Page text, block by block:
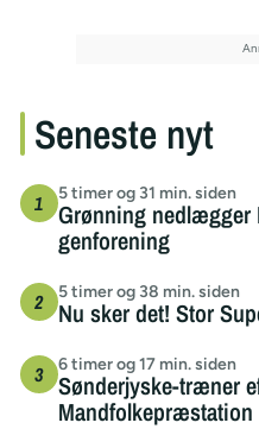
Seneste nyt
5 timer og 31 min. siden
Grønning nedlægger
genforening
5 timer og 38 min. siden
Nu sker det! Stor
6 timer og 17 min. siden
Sønderjyske-træner
Mandfolkepræstation